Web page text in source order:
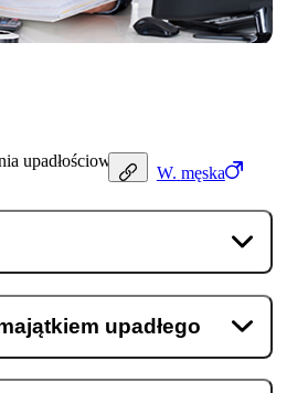
W. męska
upadłościowe.
upadłego